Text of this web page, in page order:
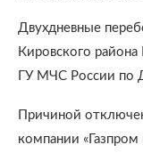
Двухдневные
Кировского
ГУ МЧС России по
Причиной
компании «Газпром